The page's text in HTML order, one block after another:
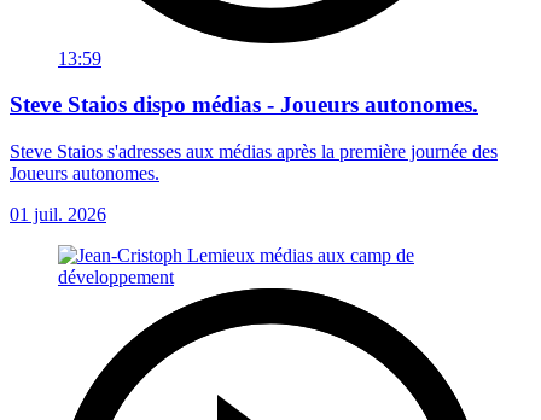
13:59
Steve Staios dispo médias - Joueurs autonomes.
Steve Staios s'adresses aux médias après la première journée des
Joueurs autonomes.
01 juil. 2026